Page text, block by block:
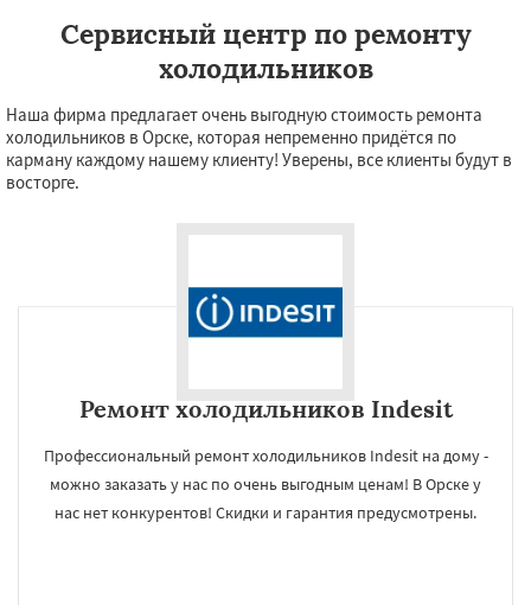
Сервисный центр по ремонту
холодильников
Наша фирма предлагает очень выгодную стоимость ремонта
холодильников в Орске, которая непременно придётся по
карману каждому нашему клиенту! Уверены, все клиенты будут в
восторге.
Ремонт холодильников Indesit
Профессиональный ремонт холодильников Indesit на дому -
можно заказать у нас по очень выгодным ценам! В Орске у
нас нет конкурентов! Скидки и гарантия предусмотрены.